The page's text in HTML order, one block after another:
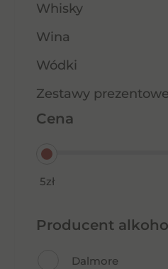
Whisky
Wina
Wódki
Zestawy prezentowe
Cena
5zł
Producent
DalmoreDowiedz